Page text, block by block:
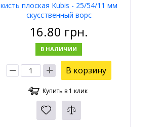
кисть плоская Kubis - 25/54/11 мм
скусственный ворс
16.80 грн.
В НАЛИЧИИ
В корзину
Купить в 1 клик